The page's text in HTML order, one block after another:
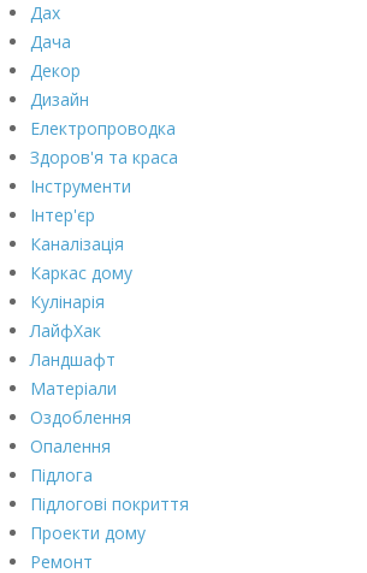
Дах
Дача
Декор
Дизайн
Електропроводка
Здоров'я та краса
Інструменти
Інтер'єр
Каналізація
Каркас дому
Кулінарія
ЛайфХак
Ландшафт
Матеріали
Оздоблення
Опалення
Підлога
Підлогові покриття
Проекти дому
Ремонт